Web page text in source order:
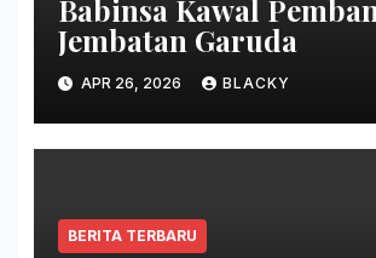
Babinsa Kawal
Jembatan Garuda
APR 26, 2026 BLACKY
BERITA TERBARU